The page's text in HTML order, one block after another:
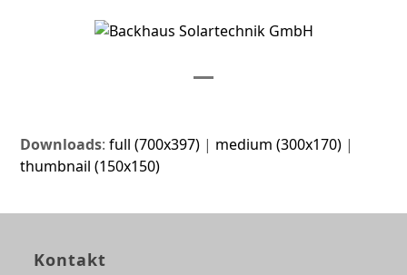
menu
menu
Downloads:full (700x397) | medium (300x170) |
thumbnail (150x150)
Kontakt